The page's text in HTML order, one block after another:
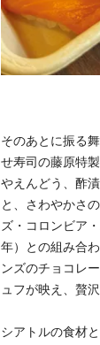
そのあとに振る
せ寿司の藤原特
やえんどう、酢
と、さわやかさ
ズ・コロンビア
年）との組み合
ンズのチョコレ
ュフが映え、贅
シアトルの食材